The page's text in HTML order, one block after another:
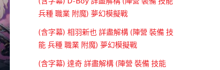
兵種 職業 附魔) 夢幻模擬戰
(含字幕) 相羽新也 詳盡解構 (陣營 裝備 技
能 兵種 職業 附魔) 夢幻模擬戰
(含字幕) 達奇 詳盡解構 (陣營 裝備 技能